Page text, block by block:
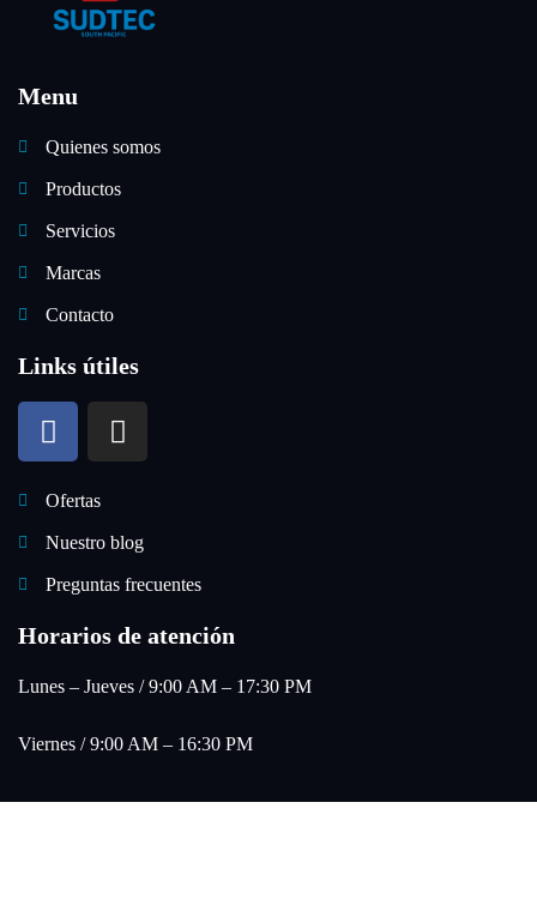
Menu
Quienes somos
Productos
Servicios
Marcas
Contacto
Links útiles
Ofertas
Nuestro blog
Preguntas frecuentes
Horarios de atención
Lunes – Jueves / 9:00 AM – 17:30 PM
Viernes / 9:00 AM – 16:30 PM